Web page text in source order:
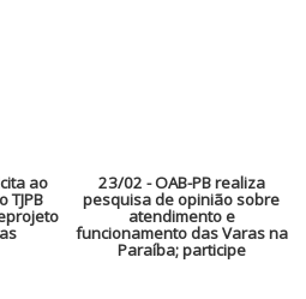
ao 23/02 - OAB-PB realiza
pesquisa de opinião sobre
atendimento e
funcionamento das Varas na
Paraíba; participe